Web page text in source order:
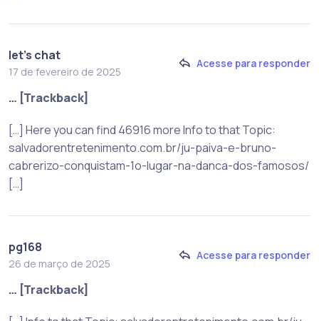
let's chat
17 de fevereiro de 2025
Acesse para responder
… [Trackback]
[…] Here you can find 46916 more Info to that Topic:
salvadorentretenimento.com.br/ju-paiva-e-bruno-
cabrerizo-conquistam-1o-lugar-na-danca-dos-famosos/
[…]
pg168
26 de março de 2025
Acesse para responder
… [Trackback]